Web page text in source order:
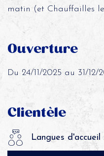
matin (et Chauffailles
Ouverture
Du 24/11/2025 au 31/12/
Clientèle
Langues d'accueil